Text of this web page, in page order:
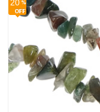
20